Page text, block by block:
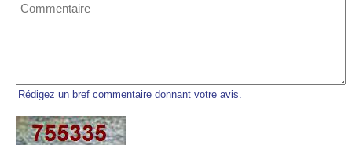
Rédigez un bref commentaire donnant votre avis.